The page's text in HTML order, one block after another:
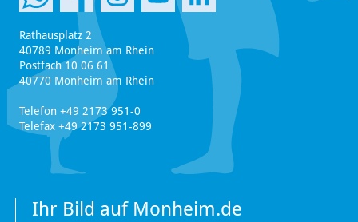
Rathausplatz 2
40789 Monheim am Rhein
Postfach 10 06 61
40770 Monheim am Rhein
Telefon +49 2173 951-0
Telefax +49 2173 951-899
Ihr Bild auf Monheim.de